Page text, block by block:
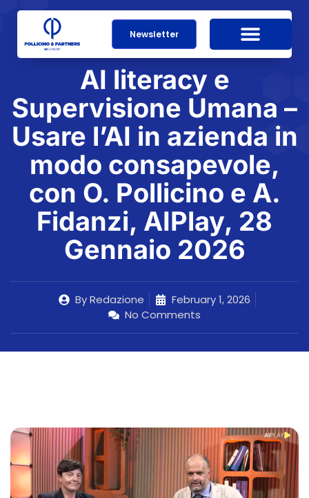
Newsletter
AI literacy e
Supervisione Umana –
Usare l’AI in azienda in
modo consapevole,
con O. Pollicino e A.
Fidanzi, AIPlay, 28
Gennaio 2026
ByRedazione
February 1, 2026
No Comments